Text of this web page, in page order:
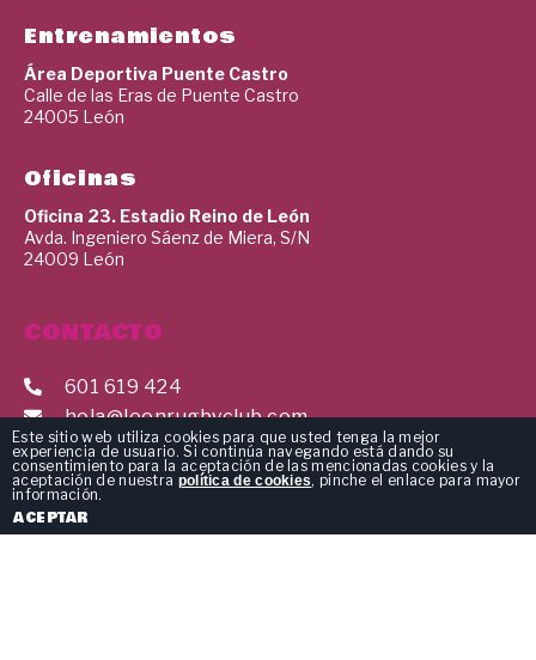
CONTACTO
601 619 424
hola@leonrugbyclub.com
Política de privacidad
Entrenamientos
Área Deportiva Puente Castro
Calle de las Eras de Puente Castro
24005 León
Oficinas
Oficina 23. Estadio Reino de León
Avda. Ingeniero Sáenz de Miera, S/N
24009 León
Este sitio web utiliza cookies para que usted tenga la mejor
experiencia de usuario. Si continúa navegando está dando su
consentimiento para la aceptación de las mencionadas cookies y la
aceptación de nuestra política de cookies, pinche el enlace para mayor
información.
ACEPTAR